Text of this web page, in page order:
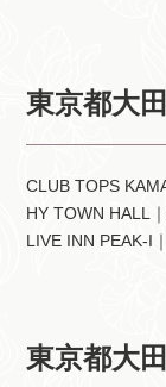
東京都大
CLUB TOPS
HY TOWN HALL
LIVE INN PEAK-I
東京都大